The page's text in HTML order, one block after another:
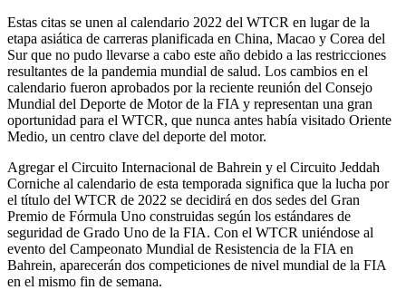
Estas citas se unen al calendario 2022 del WTCR en lugar de la
etapa asiática de carreras planificada en China, Macao y Corea del
Sur que no pudo llevarse a cabo este año debido a las restricciones
resultantes de la pandemia mundial de salud. Los cambios en el
calendario fueron aprobados por la reciente reunión del Consejo
Mundial del Deporte de Motor de la FIA y representan una gran
oportunidad para el WTCR, que nunca antes había visitado Oriente
Medio, un centro clave del deporte del motor.
Agregar el Circuito Internacional de Bahrein y el Circuito Jeddah
Corniche al calendario de esta temporada significa que la lucha por
el título del WTCR de 2022 se decidirá en dos sedes del Gran
Premio de Fórmula Uno construidas según los estándares de
seguridad de Grado Uno de la FIA. Con el WTCR uniéndose al
evento del Campeonato Mundial de Resistencia de la FIA en
Bahrein, aparecerán dos competiciones de nivel mundial de la FIA
en el mismo fin de semana.